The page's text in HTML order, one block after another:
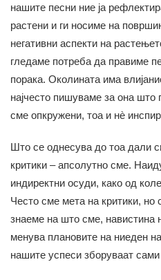
нашите песни ние ја
растени и ги носиме на
негативни аспекти на
гледаме потреба да правиме
порака. Околината има
најчесто пишуваме за она
сме опкружени, тоа и нè
Што се однесува до тоа дали
критики – апсолутно сме.
индиректни осуди, како од
Често сме мета на критики, но
знаеме на што сме, навистина
менува плановите на ниеден
нашите успеси зборуваат